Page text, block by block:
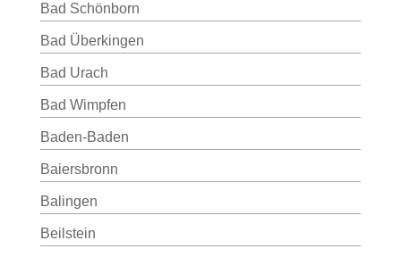
Bad Schönborn
Bad Überkingen
Bad Urach
Bad Wimpfen
Baden-Baden
Baiersbronn
Balingen
Beilstein